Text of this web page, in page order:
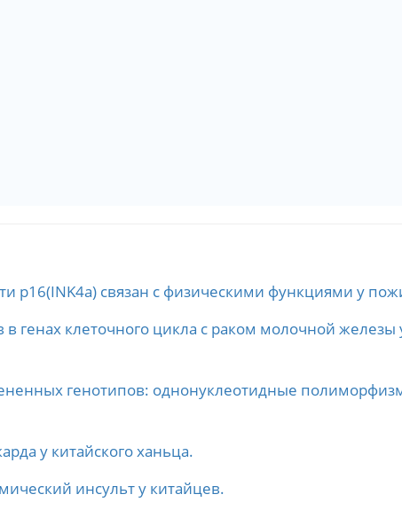
p16(INK4a) связан с физическими функциями у
клеточного цикла с раком молочной железы
генотипов: однонуклеотидные
у китайского ханьца.
инсульт у китайцев.